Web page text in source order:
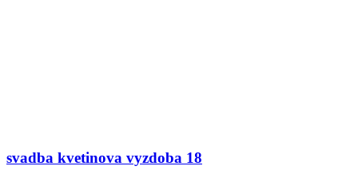
svadba kvetinova vyzdoba 18